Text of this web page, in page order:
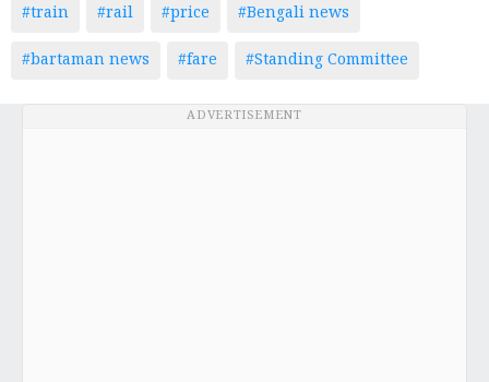
#train #rail #price
#Bengali news
#bartaman news
#fare #Standing Committee
ADVERTISEMENT